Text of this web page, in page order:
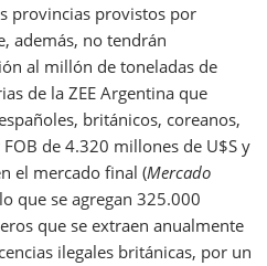
provincias provistos por
además, no tendrán
al millón de toneladas de
de la ZEE Argentina que
británicos, coreanos,
de 4.320 millones de U$S y
el mercado final (Mercado
que se agregan 325.000
que se extraen anualmente
ilegales británicas, por un